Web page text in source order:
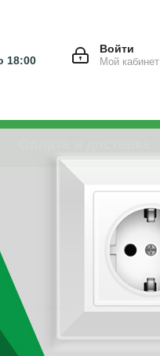
Войти
Мой кабинет
18:00
По наличию